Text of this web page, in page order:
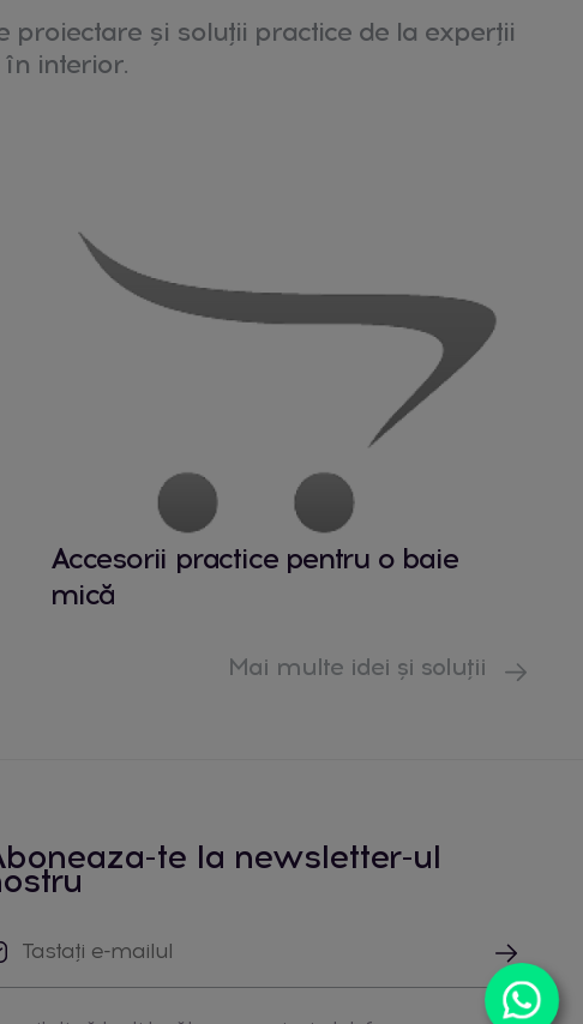
proiectare și soluții practice de la experții
interior.
Accesorii practice pentru o baie
mică
Mai multe idei și soluții
te la newsletter-ul